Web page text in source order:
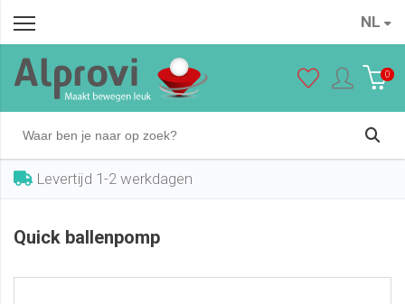
NL
0
Levertijd 1-2 werkdagen
Quick ballenpomp
€ 18,95